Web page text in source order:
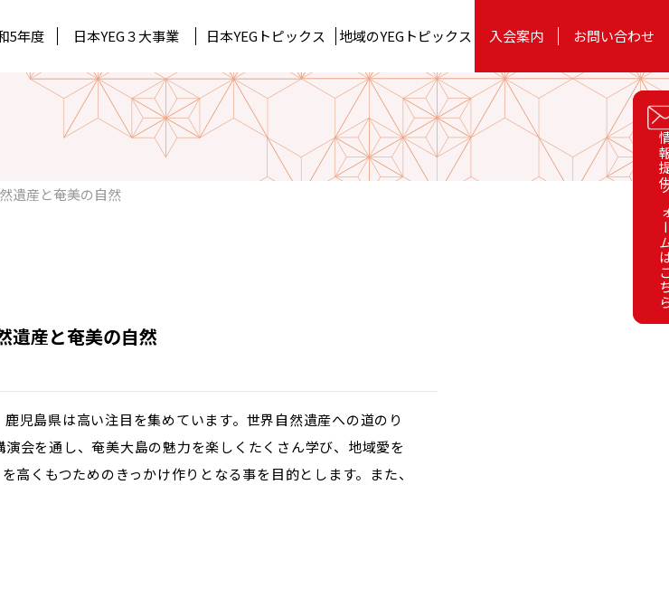
所属単会 お役立ちツール
5年度
道府県連代表理事 委員会
持続可能な未来へ 日本YEG Action YEG BUSINESS EXPO 2023
日本YEG３大事業 日本YEG トピックス
月刊石垣
地域のYEGトピックス
北陸信越ブロック 関東ブロック
四国ブロック
入会案内 お問い合わせ
遺産と奄美の自然
遺産と奄美の自然
児島県は高い注目を集めています。世界自然遺産への道のり
会を通し、奄美大島の魅力を楽しくたくさん学び、地域愛を
高くもつためのきっかけ作りとなる事を目的とします。また、
情報提
情報提